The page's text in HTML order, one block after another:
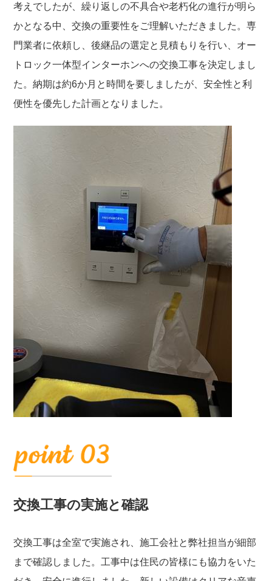
考えでしたが、繰り返しの不具合や老朽化の進行が明ら
かとなる中、交換の重要性をご理解いただきました。専
門業者に依頼し、後継品の選定と見積もりを行い、オー
トロック一体型インターホンへの交換工事を決定しまし
た。納期は約6か月と時間を要しましたが、安全性と利
便性を優先した計画となりました。
交換工事の実施と確認
交換工事は全室で実施され、施工会社と弊社担当が細部
まで確認しました。工事中は住民の皆様にも協力をいた